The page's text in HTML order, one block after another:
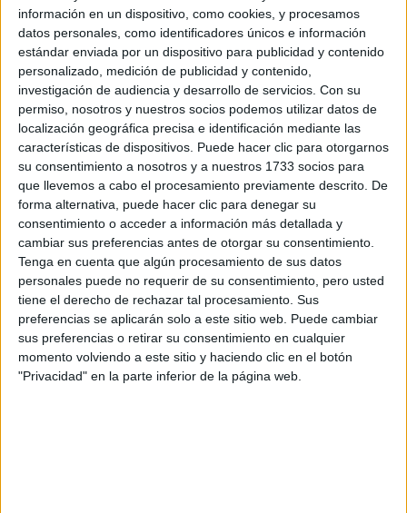
información en un dispositivo, como cookies, y procesamos
datos personales, como identificadores únicos e información
estándar enviada por un dispositivo para publicidad y contenido
personalizado, medición de publicidad y contenido,
investigación de audiencia y desarrollo de servicios. Con su
permiso, nosotros y nuestros socios podemos utilizar datos de
localización geográfica precisa e identificación mediante las
características de dispositivos. Puede hacer clic para otorgarnos
su consentimiento a nosotros y a nuestros 1733 socios para
que llevemos a cabo el procesamiento previamente descrito. De
forma alternativa, puede hacer clic para denegar su
consentimiento o acceder a información más detallada y
cambiar sus preferencias antes de otorgar su consentimiento.
Tenga en cuenta que algún procesamiento de sus datos
personales puede no requerir de su consentimiento, pero usted
tiene el derecho de rechazar tal procesamiento. Sus
preferencias se aplicarán solo a este sitio web. Puede cambiar
sus preferencias o retirar su consentimiento en cualquier
momento volviendo a este sitio y haciendo clic en el botón
"Privacidad" en la parte inferior de la página web.
Universidad Pontificia Comillas
Universidad
Universidad Internacional de La Rioja
Universidad
Universidad Loyola
ESERP Digital Business & Law School